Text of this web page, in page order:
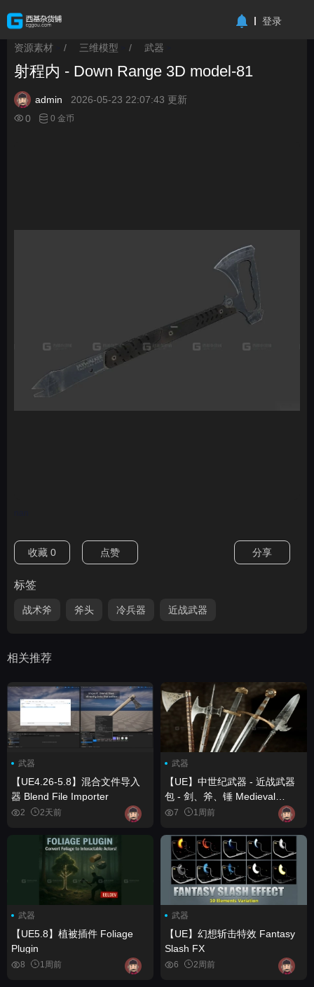
登录
资源素材 / 三维模型 / 武器
射程内 - Down Range 3D model-81
admin
2026-05-23 22:07:43 更新
0
0 金币
收藏 0 点赞 分享
标签
战术斧 斧头 冷兵器 近战武器
相关推荐
武器
【UE4.26-5.8】混合文件导入
器 Blend File Importer
2 2天前
武器
【UE】中世纪武器 - 近战武器
包 - 剑、斧、锤 Medieval
Weapons - Melee Weapons
Pack - Swords, Axes, Maces
7 1周前
武器
【UE5.8】植被插件 Foliage
Plugin
8 1周前
武器
【UE】幻想斩击特效 Fantasy
Slash FX
6 2周前